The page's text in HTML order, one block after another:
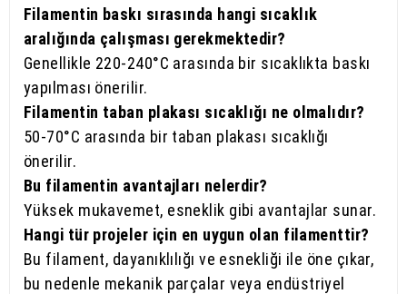
Filamentin baskı sırasında hangi sıcaklık
aralığında çalışması gerekmektedir?
Genellikle 220-240°C arasında bir sıcaklıkta baskı
yapılması önerilir.
Filamentin taban plakası sıcaklığı ne olmalıdır?
50-70°C arasında bir taban plakası sıcaklığı
önerilir.
Bu filamentin avantajları nelerdir?
Yüksek mukavemet, esneklik gibi avantajlar sunar.
Hangi tür projeler için en uygun olan filamenttir?
Bu filament, dayanıklılığı ve esnekliği ile öne çıkar,
bu nedenle mekanik parçalar veya endüstriyel